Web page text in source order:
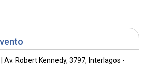
|Av. Robert Kennedy, 3797, Interlagos -